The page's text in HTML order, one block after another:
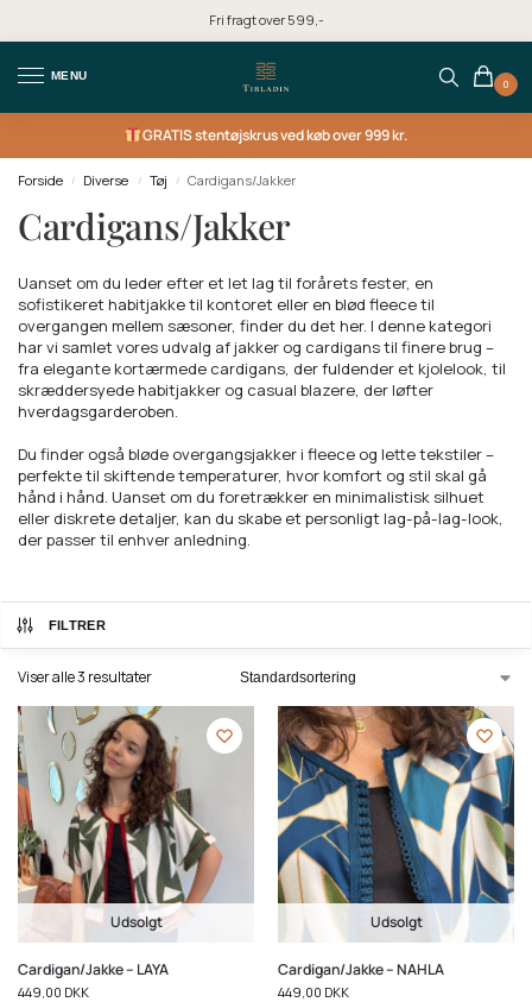
Fri fragt over 599,-
MENU
0
GRATISstentøjskrus ved køb over 999 kr.
Forside / Diverse / Tøj / Cardigans/Jakker
Cardigans/Jakker
Uanset om du leder efter et let lag til forårets fester, en
sofistikeret habitjakke til kontoret eller en blød fleece til
overgangen mellem sæsoner, finder du det her. I denne kategori
har vi samlet vores udvalg af jakker og cardigans til finere brug –
fra elegante kortærmede cardigans, der fuldender et kjolelook, til
skræddersyede habitjakker og casual blazere, der løfter
hverdagsgarderoben.
Du finder også bløde overgangsjakker i fleece og lette tekstiler –
perfekte til skiftende temperaturer, hvor komfort og stil skal gå
hånd i hånd. Uanset om du foretrækker en minimalistisk silhuet
eller diskrete detaljer, kan du skabe et personligt lag-på-lag-look,
der passer til enhver anledning.
FILTRER
Viser alle 3 resultater
Udsolgt
Cardigan/Jakke – LAYA
449,00 DKK
Udsolgt
Cardigan/Jakke – NAHLA
449,00 DKK